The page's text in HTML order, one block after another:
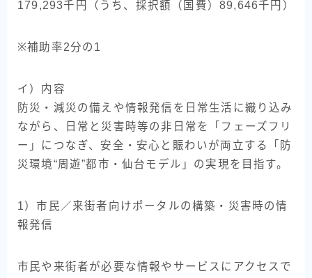
179,293千円（うち、採択額（国費）89,646千円）
※補助率2分の1
イ）内容
防災・減災の備えや情報発信を日常生活に織り込み
ながら、日常と災害時等の非日常を「フェーズフリ
ー」につなぎ、安全・安心と賑わいが両立する「防
災環境“周遊”都市・仙台モデル」の実現を目指す。
1）市民／来街者向けポータルの構築・災害時の情
報発信
市民や来街者が必要な情報やサービスにアクセスで